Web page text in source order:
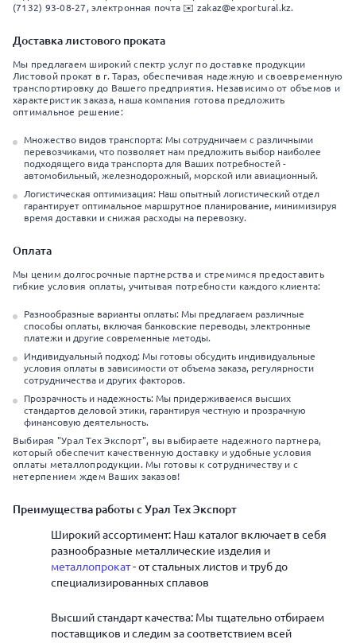
(7132) 93-08-27, электронная почта ✉️ zakaz@exportural.kz.
Доставка листового проката
Мы предлагаем широкий спектр услуг по доставке продукции
Листовой прокат в г. Тараз, обеспечивая надежную и своевременную
транспортировку до Вашего предприятия. Независимо от объемов и
характеристик заказа, наша компания готова предложить
оптимальное решение:
Множество видов транспорта: Мы сотрудничаем с различными
перевозчиками, что позволяет нам предложить выбор наиболее
подходящего вида транспорта для Ваших потребностей -
автомобильный, железнодорожный, морской или авиационный.
Логистическая оптимизация: Наш опытный логистический отдел
гарантирует оптимальное маршрутное планирование, минимизируя
время доставки и снижая расходы на перевозку.
Оплата
Мы ценим долгосрочные партнерства и стремимся предоставить
гибкие условия оплаты, учитывая потребности каждого клиента:
Разнообразные варианты оплаты: Мы предлагаем различные
способы оплаты, включая банковские переводы, электронные
платежи и другие современные методы.
Индивидуальный подход: Мы готовы обсудить индивидуальные
условия оплаты в зависимости от объема заказа, регулярности
сотрудничества и других факторов.
Прозрачность и надежность: Мы придерживаемся высших
стандартов деловой этики, гарантируя честную и прозрачную
финансовую деятельность.
Выбирая "Урал Тех Экспорт", вы выбираете надежного партнера,
который обеспечит качественную доставку и удобные условия
оплаты металлопродукции. Мы готовы к сотрудничеству и с
нетерпением ждем Ваших заказов!
Преимущества работы с Урал Тех Экспорт
Широкий ассортимент: Наш каталог включает в себя
разнообразные металлические изделия и
металлопрокат- от стальных листов и труб до
специализированных сплавов
Высший стандарт качества: Мы тщательно отбираем
поставщиков и следим за соответствием всей